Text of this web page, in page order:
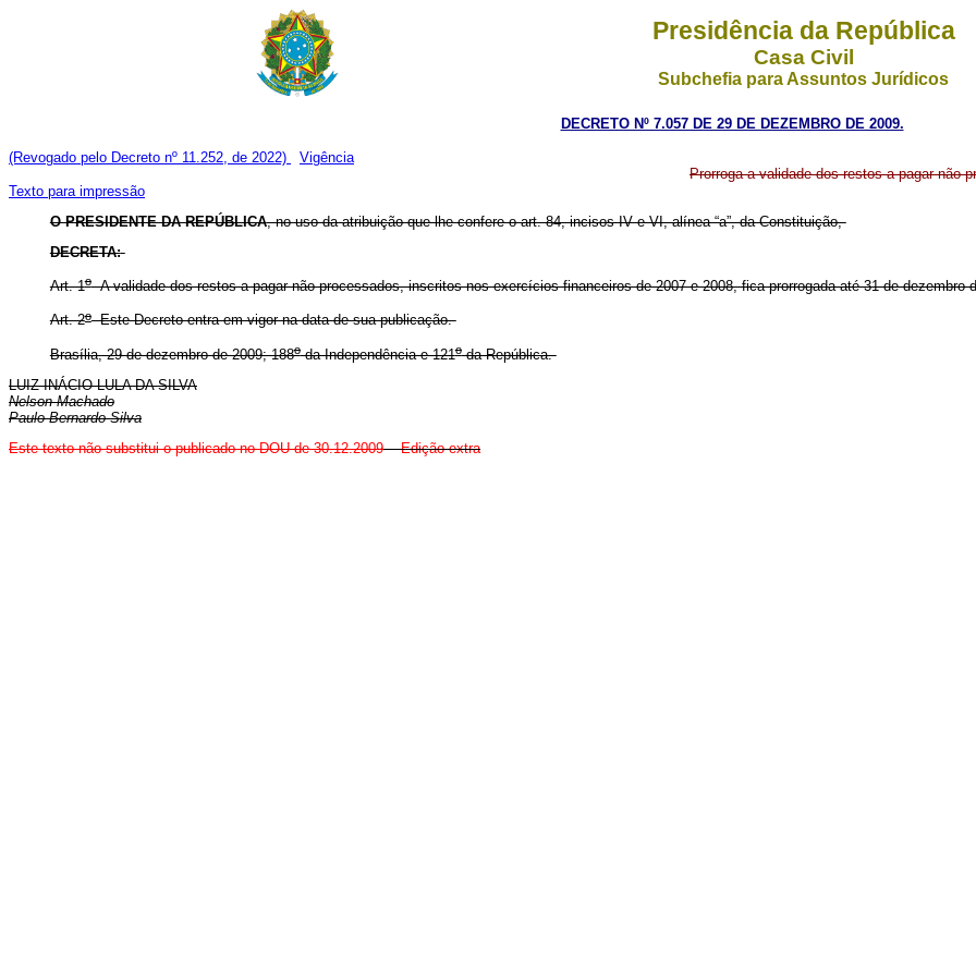
Presidência da República
Casa Civil
Subchefia para Assuntos Jurídicos
DECRETO Nº 7.057 DE 29 DE DEZEMBRO DE 2009.
(Revogado pelo Decreto nº 11.252, de 2022) Vigência
Texto para impressão
Prorroga a validade dos restos a pagar não
O PRESIDENTE DA REPÚBLICA, no uso da atribuição que lhe confere o art. 84, incisos IV e VI, alínea “a”, da Constituição,
DECRETA:
Art. 1oA validade dos restos a pagar não processados, inscritos nos exercícios financeiros de 2007 e 2008, fica prorrogada até 31 de dezembro
Art. 2oEste Decreto entra em vigor na data de sua publicação.
Brasília, 29 de dezembro de 2009; 188oda Independência e 121oda República.
LUIZ INÁCIO LULA DA SILVA
Nelson Machado
Paulo Bernardo Silva
Este texto não substitui o publicado no DOU de 30.12.2009 - Edição extra